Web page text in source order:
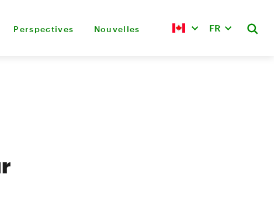
Perspectives Nouvelles FR